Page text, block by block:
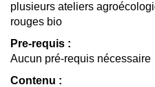
plusieurs ateliers
rouges bio
Pre-requis :
Aucun pré-requis nécessaire
Contenu :